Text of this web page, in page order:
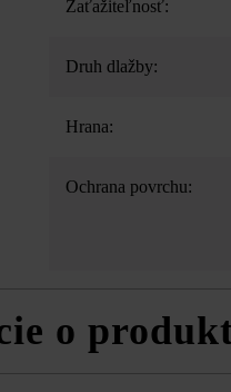
Zaťažiteľnosť:
Druh dlažby:
Hrana:
Ochrana povrchu:
o